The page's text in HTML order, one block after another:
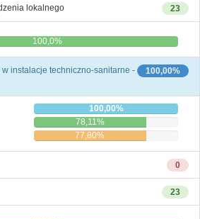
23
lokalnego
100,0%
100,00%
instalacje techniczno-sanitarne -
100,00%
78,11%
77,80%
0
23